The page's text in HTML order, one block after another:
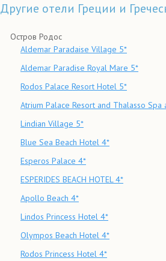
Другие отели Греции и
Остров Родос
Aldemar Paradaise Village 5*
Aldemar Paradise Royal Mare 5*
Rodos Palace Resort Hotel 5*
Atrium Palace Resort and Thalasso Spa
Lindian Village 5*
Blue Sea Beach Hotel 4*
Esperos Palace 4*
ESPERIDES BEACH HOTEL 4*
Apollo Beach 4*
Lindos Princess Hotel 4*
Olympos Beach Hotel 4*
Rodos Princess Hotel 4*